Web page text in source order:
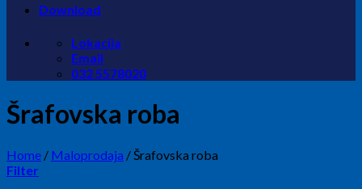
Download
Lokacija
Email
032 5578020
Šrafovska roba
Home / Maloprodaja / Šrafovska roba
Filter